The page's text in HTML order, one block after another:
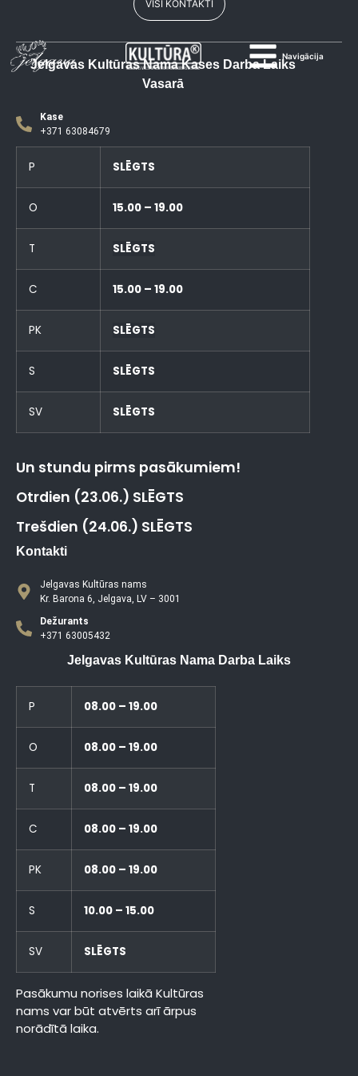
Navigācija
VISI KONTAKTI
Jelgavas Kultūras Nama Kases Darba Laiks
Vasarā
Kase
+371 63084679
P SLĒGTS
O 15.00 – 19.00
T SLĒGTS
C 15.00 – 19.00
PK SLĒGTS
S SLĒGTS
SV SLĒGTS
Un stundu pirms pasākumiem!
Otrdien (23.06.) SLĒGTS
Trešdien (24.06.) SLĒGTS
Kontakti
Jelgavas Kultūras nams
Kr. Barona 6, Jelgava, LV – 3001
Dežurants
+371 63005432
Jelgavas Kultūras Nama Darba Laiks
P 08.00 – 19.00
O 08.00 – 19.00
T 08.00 – 19.00
C 08.00 – 19.00
PK 08.00 – 19.00
S 10.00 – 15.00
SV SLĒGTS
Pasākumu norises laikā Kultūras
nams var būt atvērts arī ārpus
norādītā laika.